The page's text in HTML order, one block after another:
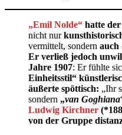
„Emil Nolde“ hatte
nicht nur
vermittelt, sondern auch
Er verließ jedoch
Jahre 1907: Er fühlte
Einheitsstil“
äußerte spöttisch: „Ihr
sondern „van Goghiana
Ludwig Kirchner
von der Gruppe